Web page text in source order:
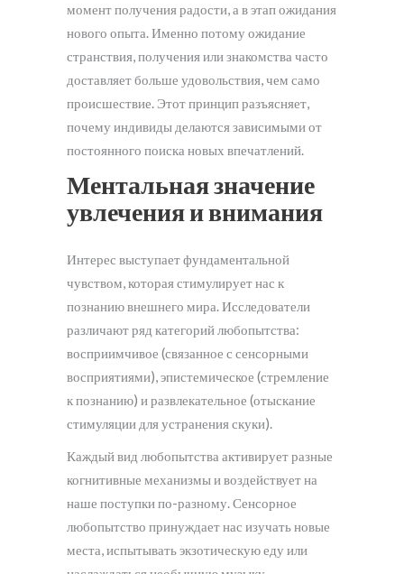
момент получения радости, а в этап ожидания
нового опыта. Именно потому ожидание
странствия, получения или знакомства часто
доставляет больше удовольствия, чем само
происшествие. Этот принцип разъясняет,
почему индивиды делаются зависимыми от
постоянного поиска новых впечатлений.
Ментальная значение
увлечения и внимания
Интерес выступает фундаментальной
чувством, которая стимулирует нас к
познанию внешнего мира. Исследователи
различают ряд категорий любопытства:
восприимчивое (связанное с сенсорными
восприятиями), эпистемическое (стремление
к познанию) и развлекательное (отыскание
стимуляции для устранения скуки).
Каждый вид любопытства активирует разные
когнитивные механизмы и воздействует на
наше поступки по-разному. Сенсорное
любопытство принуждает нас изучать новые
места, испытывать экзотическую еду или